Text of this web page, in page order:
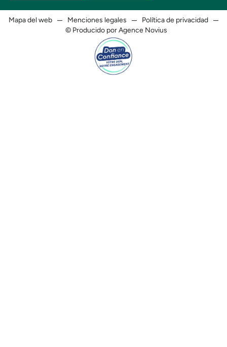
Mapa del web Menciones legales
Política de privacidad
© Producido por Agence Novius